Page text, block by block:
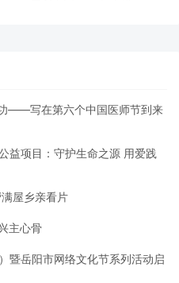
——写在第六个中国医师节到来
益项目：守护生命之源 用爱践
屋乡亲看片
主心骨
暨岳阳市网络文化节系列活动启